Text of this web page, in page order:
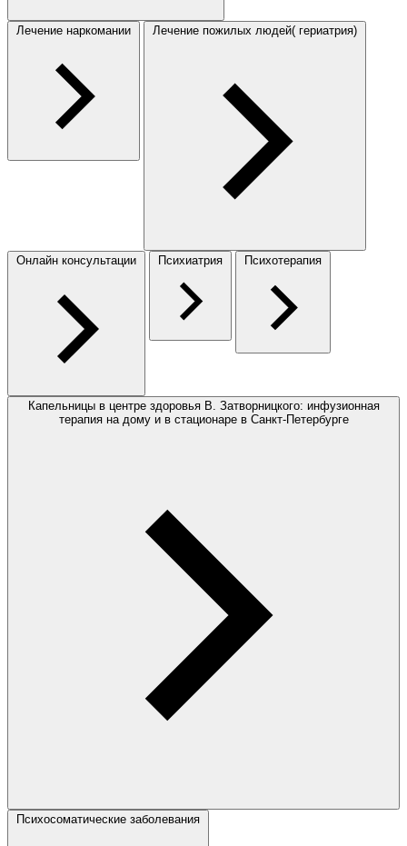
Лечение наркомании Лечение пожилых людей( гериатрия)
Онлайн консультации Психиатрия Психотерапия
Капельницы в центре здоровья В. Затворницкого: инфузионная
терапия на дому и в стационаре в Санкт-Петербурге
Психосоматические заболевания